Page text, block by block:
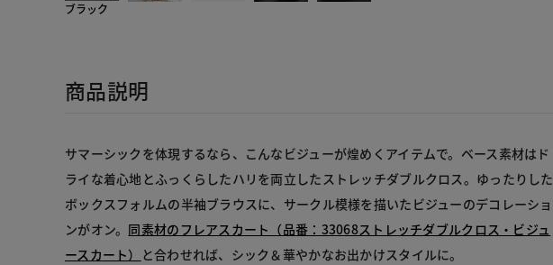
ブラック
商品説明
サマーシックを体現するなら、こんなビジューが煌めくアイテムで。ベース素材はド
ライな着心地とふっくらしたハリを両立したストレッチダブルクロス。ゆったりした
ボックスフォルムの半袖ブラウスに、サークル模様を描いたビジューのデコレーショ
ンがオン。 同素材のフレアスカート（品番：33068ストレッチダブルクロス・ビジュ
ースカート） と合わせれば、シック＆華やかなお出かけスタイルに。